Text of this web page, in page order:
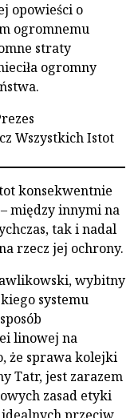
opowieści o
ogromnemu
straty
ogromny
Wszystkich Istot
konsekwentnie
między innymi na
tak i nadal
rzecz jej ochrony.
wybitny
systemu
linowej na
że sprawa kolejki
Tatr, jest zarazem
zasad etyki